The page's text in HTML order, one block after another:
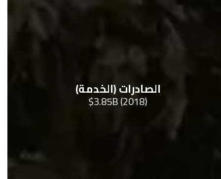
الصادرات (الخدمة)
$3.85B (2018)